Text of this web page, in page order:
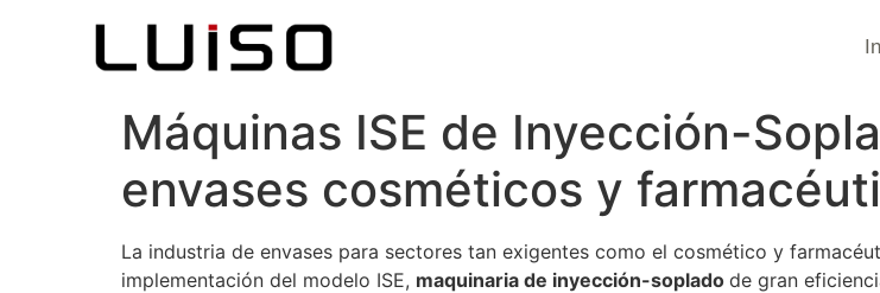
Máquinas ISE de Inyección-
envases cosméticos y
La industria de envases para sectores tan exigentes como el cosmético y
implementación del modelo ISE, maquinaria de inyección-soplado de gran